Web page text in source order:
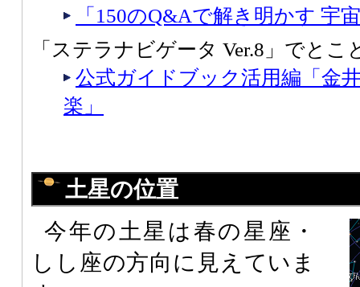
「150のQ&Aで解き明かす 宇
「ステラナビゲータ Ver.8」でと
公式ガイドブック活用編「金
楽」
土星の位置
今年の土星は春の星座・
しし座の方向に見えていま